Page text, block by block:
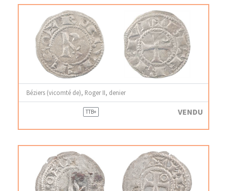
Béziers (vicomté de), Roger II, denier
TTB+ VENDU